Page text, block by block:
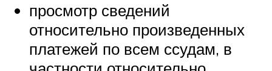
просмотр сведений
относительно произведенных
платежей по всем ссудам, в